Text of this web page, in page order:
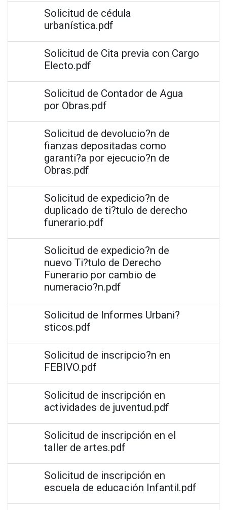
Solicitud de cédula
urbanística.pdf
Solicitud de Cita previa con Cargo
Electo.pdf
Solicitud de Contador de Agua
por Obras.pdf
Solicitud de devolucio?n de
fianzas depositadas como
garanti?a por ejecucio?n de
Obras.pdf
Solicitud de expedicio?n de
duplicado de ti?tulo de derecho
funerario.pdf
Solicitud de expedicio?n de
nuevo Ti?tulo de Derecho
Funerario por cambio de
numeracio?n.pdf
Solicitud de Informes Urbani?
sticos.pdf
Solicitud de inscripcio?n en
FEBIVO.pdf
Solicitud de inscripción en
actividades de juventud.pdf
Solicitud de inscripción en el
taller de artes.pdf
Solicitud de inscripción en
escuela de educación Infantil.pdf